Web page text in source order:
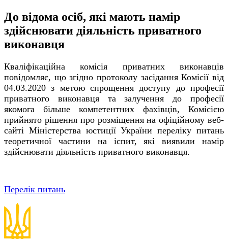
До відома осіб, які мають намір
здійснювати діяльність приватного
виконавця
Кваліфікаційна комісія приватних виконавців
повідомляє, що згідно протоколу засідання Комісії від
04.03.2020 з метою спрощення доступу до професії
приватного виконавця та залучення до професії
якомога більше компетентних фахівців, Комісією
прийнято рішення про розміщення на офіційному веб-
сайті Міністерства юстиції України переліку питань
теоретичної частини на іспит, які виявили намір
здійснювати діяльність приватного виконавця.
Перелік питань